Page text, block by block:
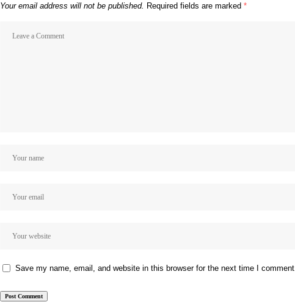
Your email address will not be published. Required fields are marked *
Save my name, email, and website in this browser for the next time I comment.